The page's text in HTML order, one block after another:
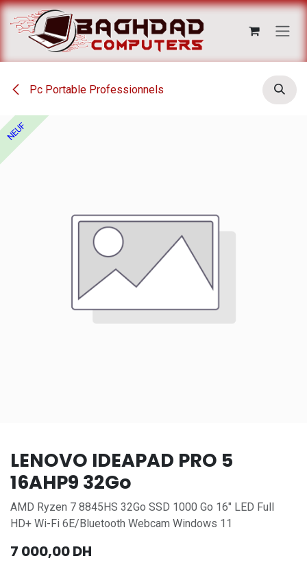
Se rendre au contenu
Pc Portable Professionnels
NEUF
LENOVO IDEAPAD PRO 5
16AHP9 32Go
AMD Ryzen 7 8845HS 32Go SSD 1000 Go 16" LED Full
HD+ Wi-Fi 6E/Bluetooth Webcam Windows 11
7 000,00DH